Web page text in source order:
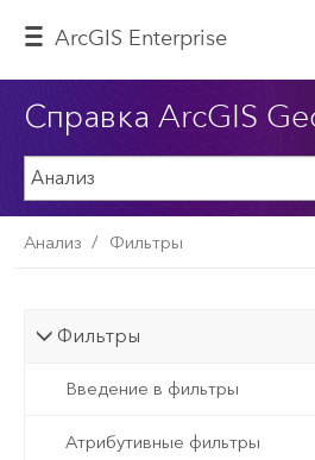
ArcGIS Enterprise
Справка ArcGIS
Анализ Фильтры
Фильтры
Введение в фильтры
Атрибутивные фильтры